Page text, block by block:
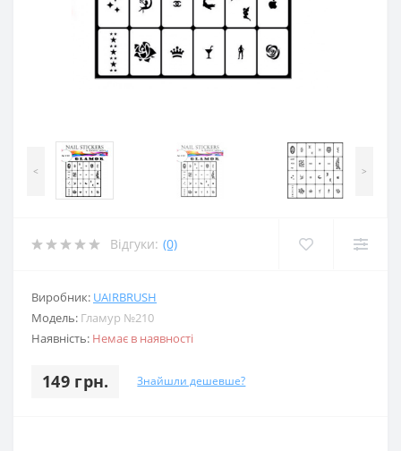
< >
Відгуки: (0)
Виробник: UAIRBRUSH
Модель: Гламур №210
Наявність: Немає в наявності
149 грн. Знайшли дешевше?